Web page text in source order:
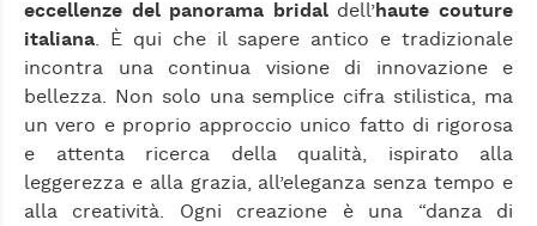
eccellenze del panorama bridaldell’haute couture
italiana . È qui che il sapere antico e tradizionale
incontra una continua visione di innovazione e
bellezza. Non solo una semplice cifra stilistica, ma
un vero e proprio approccio unico fatto di rigorosa
e attenta ricerca della qualità, ispirato alla
leggerezza e alla grazia, all’eleganza senza tempo e
alla creatività. Ogni creazione è una “danza di